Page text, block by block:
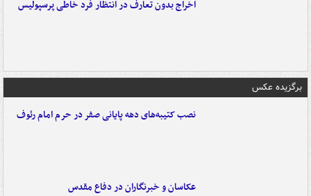
اخراج بدون تعارف در انتظار فرد خاطی پرسپولیس
برگزیده عکس
نصب کتیبه‌های دهه پایانی صفر در حرم امام رئوف
عکاسان و خبرنگاران در دفاع مقدس